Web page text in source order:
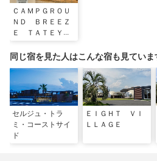
ＣＡＭＰＧＲＯＵ
ＮＤ ＢＲＥＥＺ
Ｅ ＴＡＴＥＹＡ
同じ宿を見た人はこんな宿も見ていま
セルジュ・トラ
ミ・コーストサイ
ド
ＥＩＧＨＴ ＶＩ
ＬＬＡＧＥ